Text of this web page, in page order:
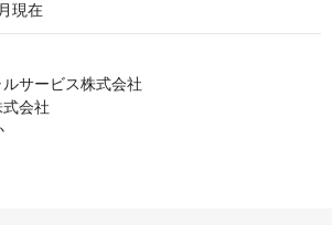
現在
サービス株式会社
式会社